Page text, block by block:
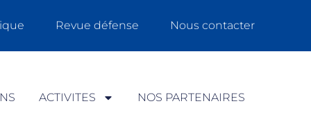
Revue défense Nous contacter
ACTIVITES NOS PARTENAIRES